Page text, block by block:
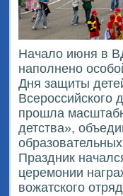
Начало июня в
наполнено
Дня защиты
Всероссийского
прошла
детства»,
Праздник
церемонии
вожатского